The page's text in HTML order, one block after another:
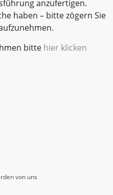
anzufertigen.
haben – bitte zögern Sie
bitte hier klicken
von uns